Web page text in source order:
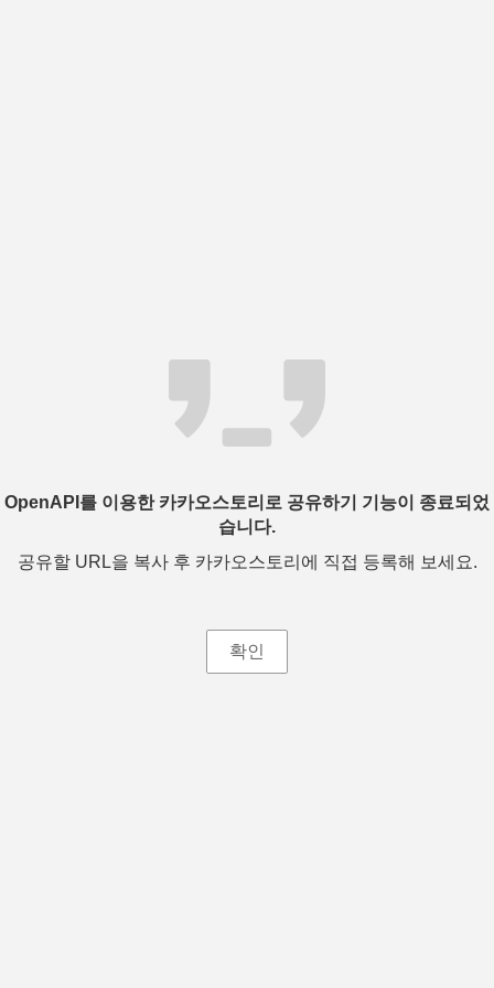
OpenAPI를 이용한 카카오스토리로 공유하기 기능이 종료되었
습니다.
공유할 URL을 복사 후 카카오스토리에 직접 등록해 보세요.
확인